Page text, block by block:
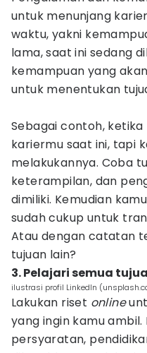
untuk menunjang
waktu, yakni
lama, saat ini sedang
kemampuan yang
untuk menentukan
Sebagai contoh,
kariermu saat ini, tapi
melakukannya. Coba
keterampilan, dan
dimiliki. Kemudian
sudah cukup untuk
Atau dengan catatan
tujuan lain?
3. Pelajari semua
ilustrasi profil LinkedIn
Lakukan riset online
yang ingin kamu
persyaratan,